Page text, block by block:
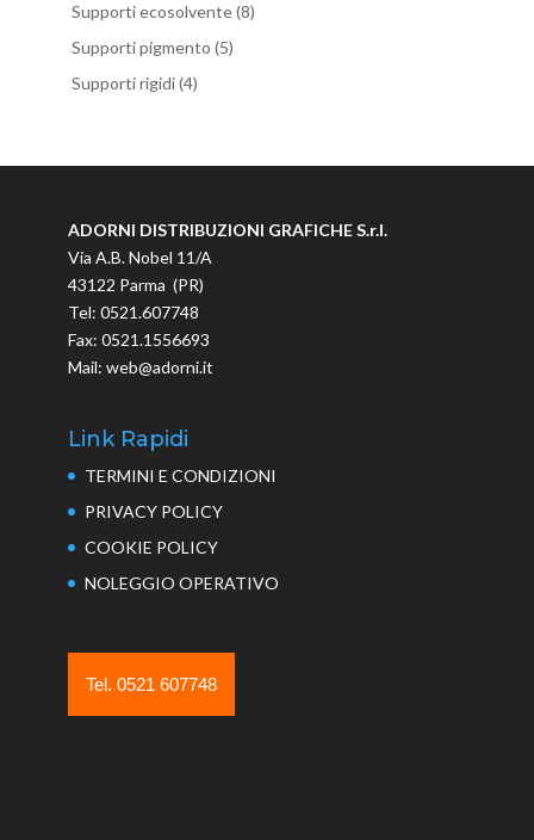
Supporti ecosolvente(8)
Supporti pigmento (5)
Supporti rigidi(4)
ADORNI DISTRIBUZIONI GRAFICHE S.r.l.
Via A.B. Nobel 11/A
43122 Parma (PR)
Tel: 0521.607748
Fax: 0521.1556693
Mail: web@adorni.it
Link Rapidi
TERMINI E CONDIZIONI
PRIVACY POLICY
COOKIE POLICY
NOLEGGIO OPERATIVO
Tel. 0521 607748